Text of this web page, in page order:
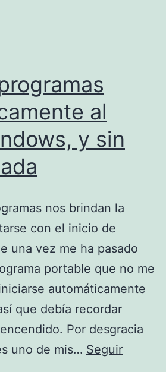
Windows
al
y sin
nos brindan la
con el inicio de
una vez me ha pasado
portable que no me
automáticamente
que debía recordar
Por desgracia
uno de mis… Seguir